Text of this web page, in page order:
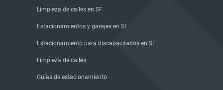
Limpieza de calles en SF
Estacionamientos y garajes en SF
Estacionamiento para discapacitados en SF
Limpieza de calles
Guías de estacionamiento